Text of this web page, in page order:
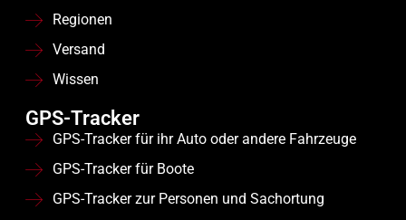
Regionen
Versand
Wissen
GPS-Tracker
GPS-Tracker für ihr Auto oder andere Fahrzeuge
GPS-Tracker für Boote
GPS-Tracker zur Personen und Sachortung